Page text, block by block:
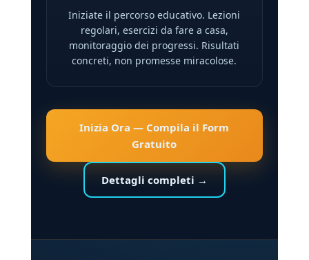
Iniziate il percorso educativo. Lezioni
regolari, esercizi da fare a casa,
monitoraggio dei progressi. Risultati
concreti, non promesse miracolose.
Inizia Ora — Compila il Form
Gratuito
Dettagli completi →